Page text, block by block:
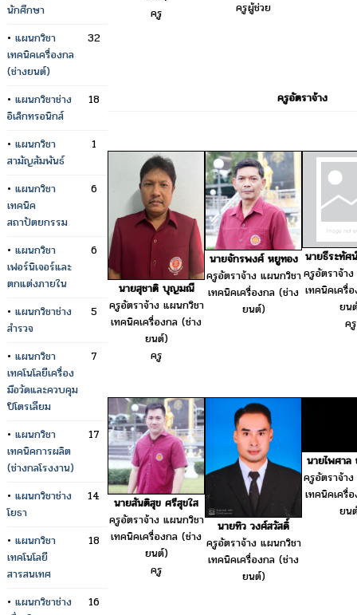
นักศึกษา
• แผนกวิชา
เทคนิคเครื่องกล
(ช่างยนต์)
32
• แผนกวิชาช่าง
อิเล็กทรอนิกส์
18
• แผนกวิชา
สามัญสัมพันธ์
1
• แผนกวิชา
เทคนิค
สถาปัตยกรรม
6
• แผนกวิชา
เฟอร์นิเจอร์และ
ตกแต่งภายใน
6
• แผนกวิชาช่าง
สำรวจ
5
• แผนกวิชา
เทคโนโลยีเครื่อง
มือวัดและควบคุม
ปิโตรเลียม
7
• แผนกวิชา
เทคนิคการผลิต
(ช่างกลโรงงาน)
17
• แผนกวิชาช่าง
โยธา
14
• แผนกวิชา
เทคโนโลยี
สารสนเทศ
18
• แผนกวิชาช่าง
16
ครู
ครูผู้ช่วย
ครูอัตราจ้าง
นายสุชาติ บุญมณี
ครูอัตราจ้าง แผนกวิชา
เทคนิคเครื่องกล (ช่าง
ยนต์)
ครู
นายจักรพงศ์ หยูทอง
ครูอัตราจ้าง แผนกวิชา
เทคนิคเครื่องกล (ช่าง
ยนต์)
นายธีระทัศ
ครูอัตราจ้า
เทคนิคเครื่
ยน
ครู
นายสันติสุข ศรีสุขใส
ครูอัตราจ้าง แผนกวิชา
เทคนิคเครื่องกล (ช่าง
ยนต์)
ครู
นายทิว วงศ์สวัสดิ์
ครูอัตราจ้าง แผนกวิชา
เทคนิคเครื่องกล (ช่าง
ยนต์)
นายไพศาล
ครูอัตราจ้า
เทคนิคเครื่
ยน